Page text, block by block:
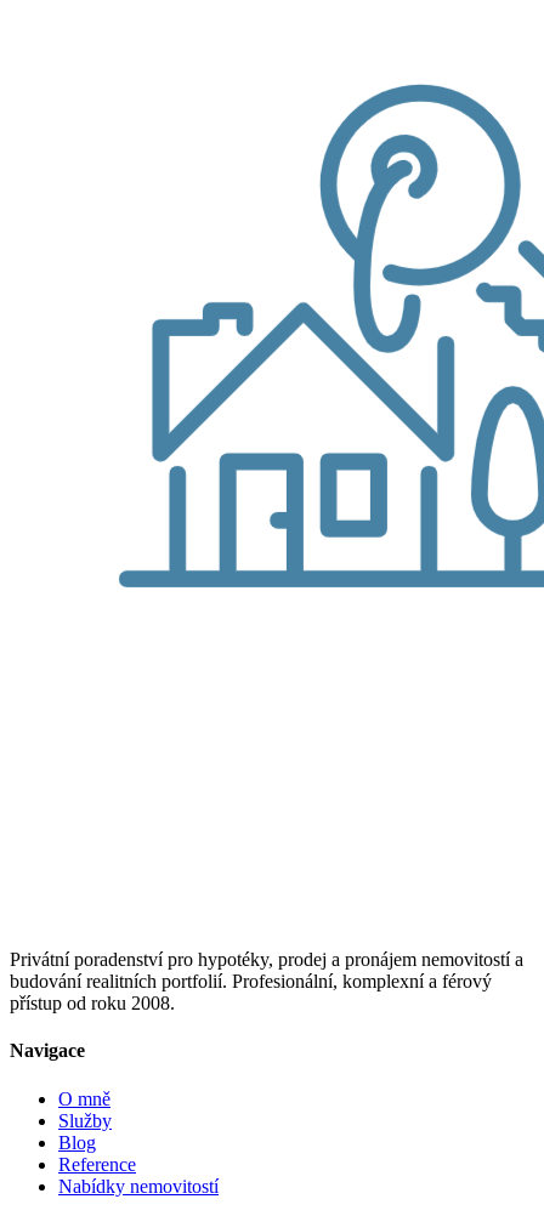
Privátní poradenství pro hypotéky, prodej a pronájem nemovitostí a
budování realitních portfolií. Profesionální, komplexní a férový
přístup od roku 2008.
Navigace
O mně
Služby
Blog
Reference
Nabídky nemovitostí